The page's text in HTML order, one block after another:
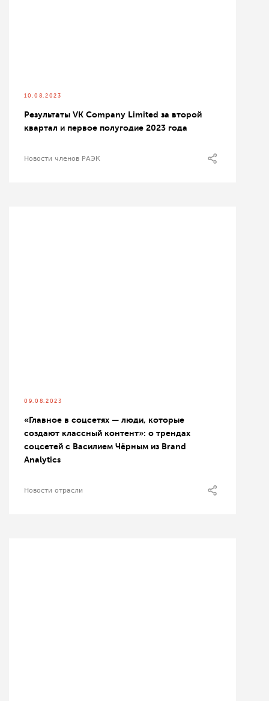
10.08.2023
Результаты VK Company Limited за второй
квартал и первое полугодие 2023 года
Новости членов РАЭК
09.08.2023
«Главное в соцсетях — люди, которые
создают классный контент»: о трендах
соцсетей с Василием Чёрным из Brand
Analytics
Новости отрасли